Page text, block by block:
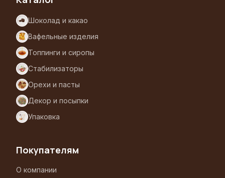
Шоколад и какао
Вафельные изделия
Топпинги и сиропы
Стабилизаторы
Орехи и пасты
Декор и посыпки
Упаковка
Покупателям
О компании